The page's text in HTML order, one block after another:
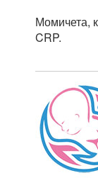
Момичета,
CRP.